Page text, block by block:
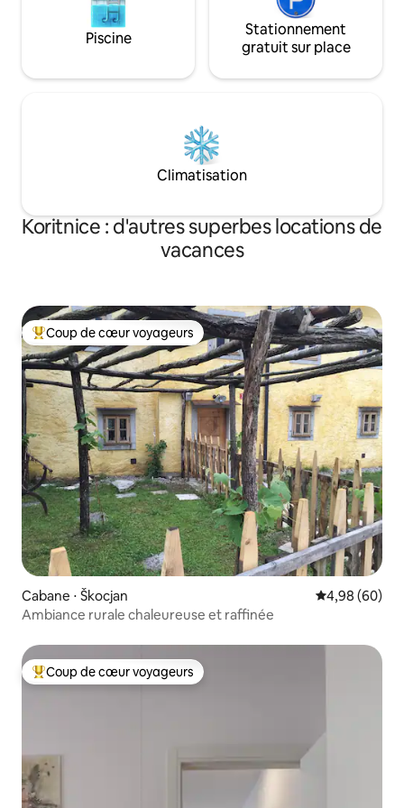
Piscine
Stationnement
gratuit sur place
Climatisation
Koritnice : d'autres superbes locations de
vacances
Coups de cœur voyageurs les plus appréciés
Coup de cœur voyageurs
Cabane ⋅ Škocjan Évaluation
4,98 (60)
Ambiance rurale chaleureuse et raffinée
Coups de cœur voyageurs les plus appréciés
Coup de cœur voyageurs